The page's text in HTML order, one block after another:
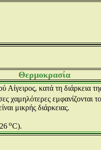
Θερμοκρασία
κατά τη διάρκεια
χαμηλότερες εμφανίζονται
μικρής διάρκειας.
οC).